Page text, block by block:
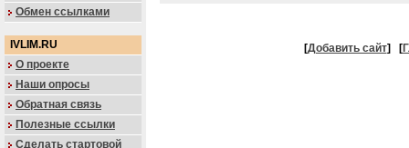
Обмен ссылками
IVLIM.RU
О проекте
Наши опросы
Обратная связь
Полезные ссылки
Сделать стартовой
[Добавить сайт] [